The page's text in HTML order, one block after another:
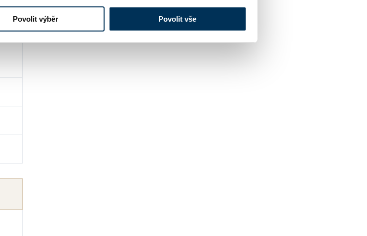
Povolit výběr Povolit vše